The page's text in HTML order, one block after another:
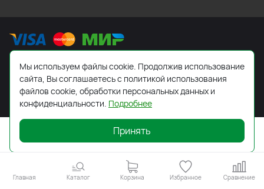
2026 © Все права защищены. Работает наReadyScript
Главная Каталог Корзина Избранное Сравнение
Мы используем файлы cookie. Продолжив использование
сайта, Вы соглашаетесь с политикой использования
файлов cookie, обработки персональных данных и
конфиденциальности. Подробнее
Принять